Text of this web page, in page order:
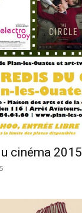
cinéma 2015